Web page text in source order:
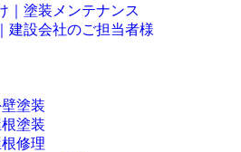
｜塗装メンテナンス
建設会社のご担当者様
塗装
根塗装
根修理